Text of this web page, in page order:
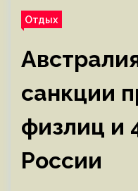
Отдых
санкции
физлиц и
России